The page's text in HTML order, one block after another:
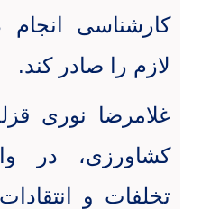
کارشناسی
لازم را صادر کند.
غلامرضا نوری
کشاورزی، در
تخلفات و